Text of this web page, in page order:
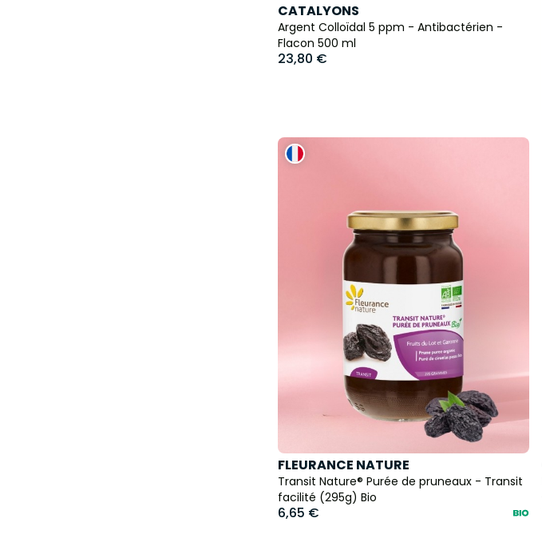
CATALYONS
Argent Colloïdal 5 ppm - Antibactérien -
Flacon 500 ml
23,80 €
FLEURANCE NATURE
Transit Nature® Purée de pruneaux - Transit
facilité (295g) Bio
6,65 €